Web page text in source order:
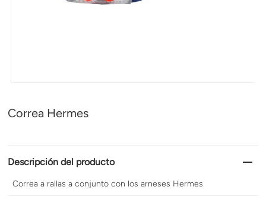
Correa Hermes
Descripción del producto
Correa a rallas a conjunto con los arneses Hermes